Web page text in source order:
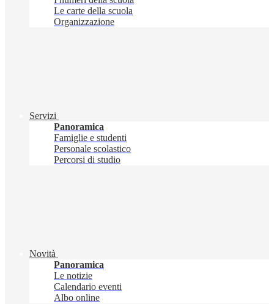
Le carte della scuola
Organizzazione
Servizi
Panoramica
Famiglie e studenti
Personale scolastico
Percorsi di studio
Novità
Panoramica
Le notizie
Calendario eventi
Albo online